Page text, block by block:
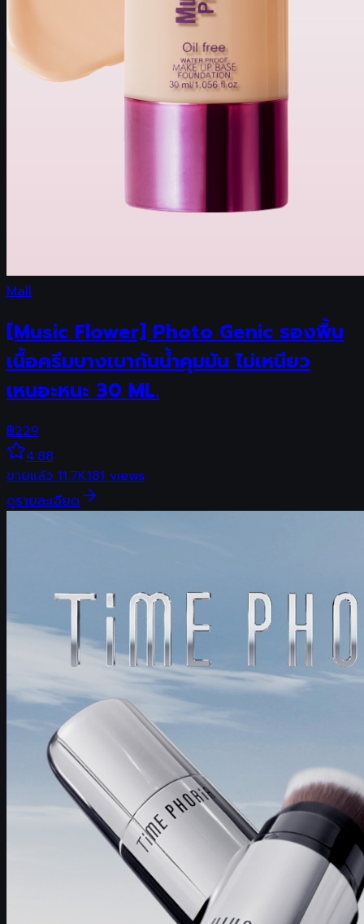
Mall
[Music Flower] Photo Genic รองพื้น
เนื้อครีมบางเบากันน้ำคุมมัน ไม่เหนียว
เหนอะหนะ 30 ML.
฿229
4.88
ขายแล้ว11.7K181views
ดูรายละเอียด